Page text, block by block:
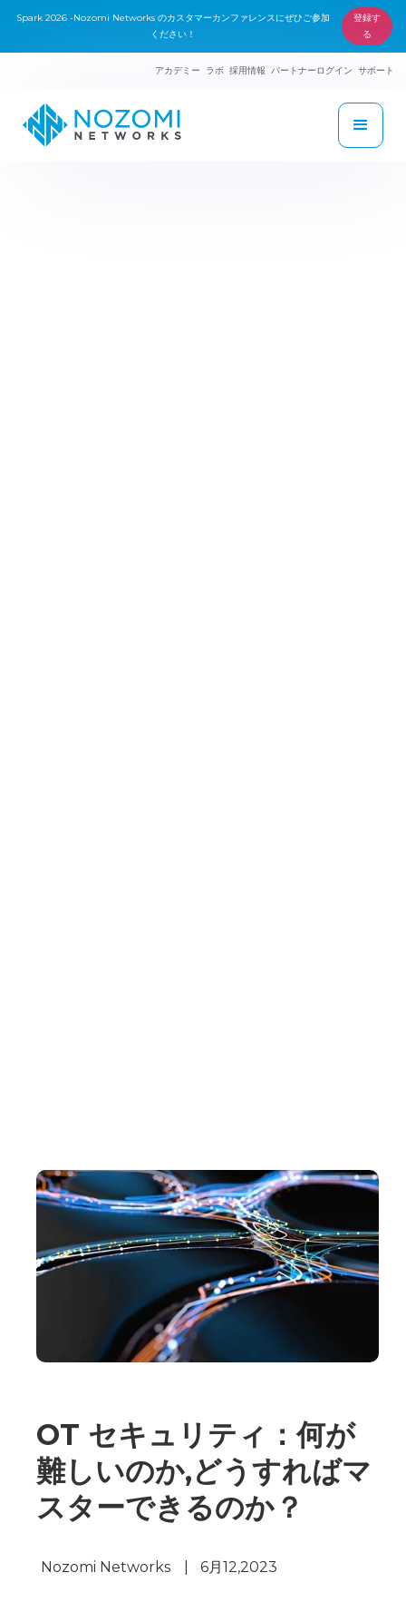
Spark 2026 -Nozomi Networks のカスタマーカンファレンスにぜひご参加
ください！
登録す
る
アカデミー ラボ 採用情報 パートナーログイン サポート
OT セキュリティ：何が
難しいのか,どうすればマ
スターできるのか？
Nozomi Networks 6月12,2023